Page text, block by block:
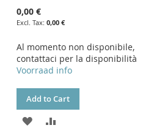
0,00 €
0,00 €
Al momento non disponibile,
contattaci per la disponibilità
Voorraad info
Add to Cart
ADD